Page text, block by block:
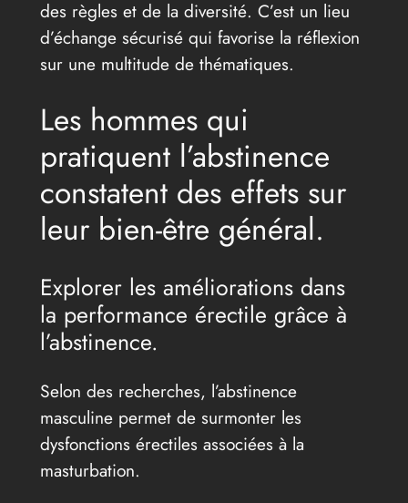
des règles et de la diversité. C’est un lieu
d’échange sécurisé qui favorise la réflexion
sur une multitude de thématiques.
Les hommes qui
pratiquent l’abstinence
constatent des effets sur
leur bien-être général.
Explorer les améliorations dans
la performance érectile grâce à
l’abstinence.
Selon des recherches, l’abstinence
masculine permet de surmonter les
dysfonctions érectiles associées à la
masturbation.